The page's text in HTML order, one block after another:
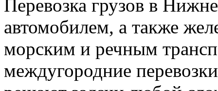
Перевозка грузов в
автомобилем, а также
морским и речным
междугородние